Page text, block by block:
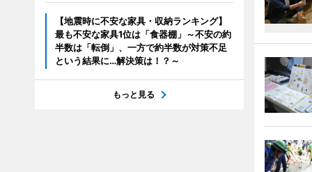
【地震時に不安な家具・収納ランキング】
最も不安な家具1位は「食器棚」～不安の約
半数は「転倒」、一方で約半数が対策不足
という結果に…解決策は！？～
もっと見る